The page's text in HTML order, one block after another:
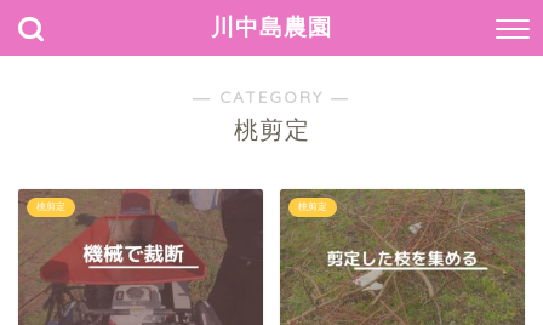
川中島農園
― CATEGORY ―
桃剪定
桃剪定 桃剪定